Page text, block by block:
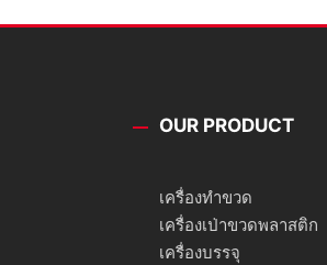
OUR PRODUCT
เครื่องทำขวด
เครื่องเป่าขวดพลาสติก
เครื่องบรรจุ